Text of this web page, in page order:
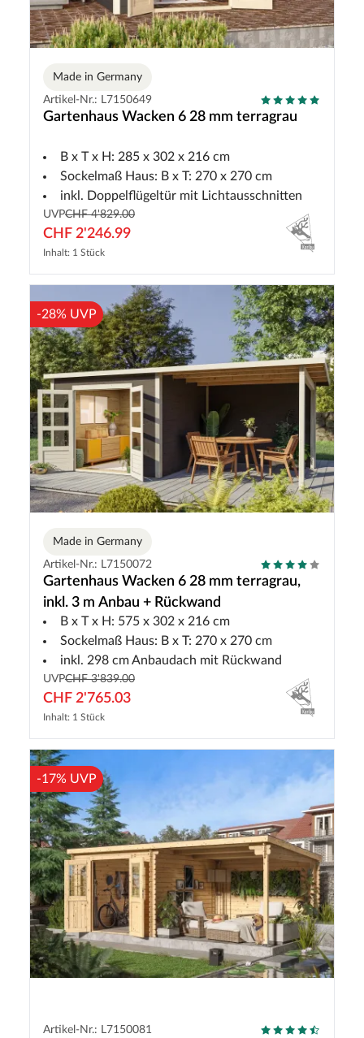
Made in Germany
Artikel-Nr.: L7150649
Gartenhaus Wacken 6 28 mm terragrau
B x T x H: 285 x 302 x 216 cm
Sockelmaß Haus: B x T: 270 x 270 cm
inkl. Doppelflügeltür mit Lichtausschnitten
UVPCHF 4'829.00
CHF 2'246.99
Inhalt: 1 Stück
-28% UVP
Made in Germany
Artikel-Nr.: L7150072
Gartenhaus Wacken 6 28 mm terragrau,
inkl. 3 m Anbau + Rückwand
B x T x H: 575 x 302 x 216 cm
Sockelmaß Haus: B x T: 270 x 270 cm
inkl. 298 cm Anbaudach mit Rückwand
UVPCHF 3'839.00
CHF 2'765.03
Inhalt: 1 Stück
-17% UVP
Artikel-Nr.: L7150081